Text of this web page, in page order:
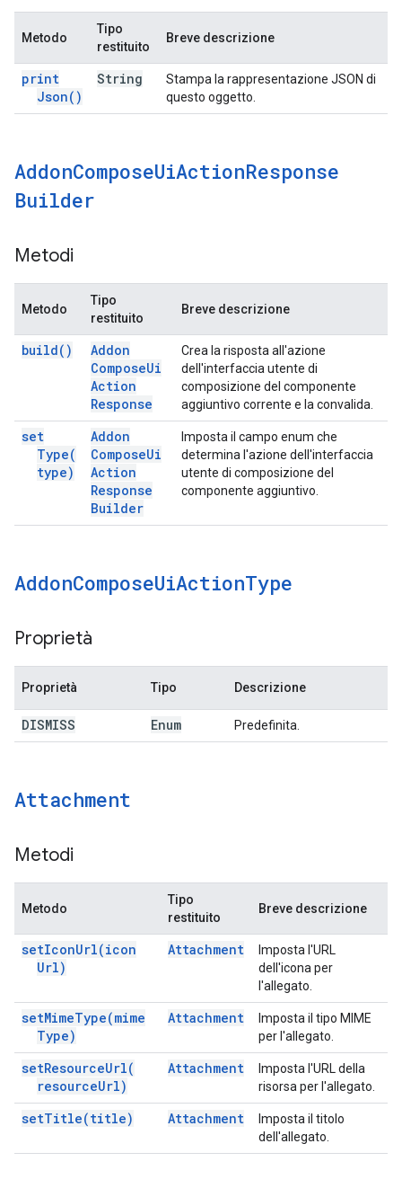
Metodo
Tipo
restituito
Breve descrizione
print
Json( )
String
Stampa la rappresentazione JSON di
questo oggetto.
AddonComposeUiActionResponse
Builder
Metodi
Metodo
Tipo
restituito
Breve descrizione
build( )
Addon
ComposeUi
Action
Response
Crea la risposta all'azione
dell'interfaccia utente di
composizione del componente
aggiuntivo corrente e la convalida.
set
Type(
type)
Addon
ComposeUi
Action
Response
Builder
Imposta il campo enum che
determina l'azione dell'interfaccia
utente di composizione del
componente aggiuntivo.
AddonComposeUiActionType
Proprietà
Proprietà Tipo Descrizione
DISMISS Enum Predefinita.
Attachment
Metodi
Metodo
Tipo
restituito
Breve descrizione
setIconUrl(icon
Url)
Attachment
Imposta l'URL
dell'icona per
l'allegato.
setMimeType(mime
Type)
Attachment
Imposta il tipo MIME
per l'allegato.
setResourceUrl(
resourceUrl)
Attachment
Imposta l'URL della
risorsa per l'allegato.
setTitle(title) Attachment
Imposta il titolo
dell'allegato.